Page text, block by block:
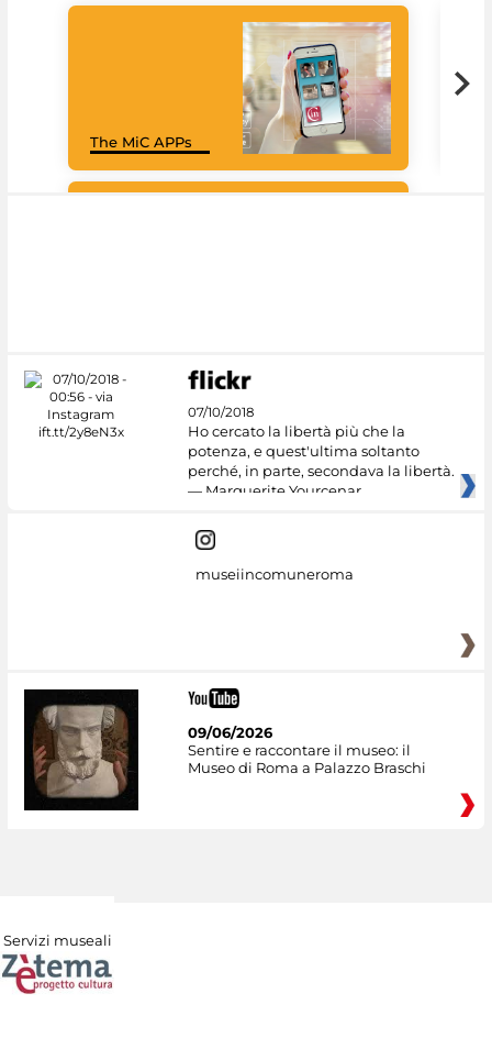
The MiC APPs
07/10/2018
Ho cercato la libertà più che la
potenza, e quest'ultima soltanto
perché, in parte, secondava la libertà.
— Marguerite Yourcenar
museiincomuneroma
09/06/2026
Sentire e raccontare il museo: il
Museo di Roma a Palazzo Braschi
Servizi museali